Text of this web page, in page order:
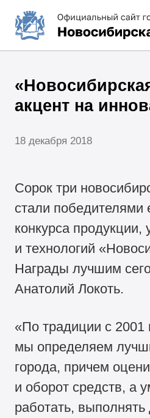
акцент на
18 декабря 2018
Сорок три
стали победителями
конкурса продукции,
и технологий
Награды лучшим
Анатолий Локоть.
«По традиции с 2001
мы определяем
города, причем
и оборот средств, а
работать,